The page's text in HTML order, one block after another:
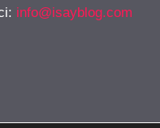
: info@isayblog.com